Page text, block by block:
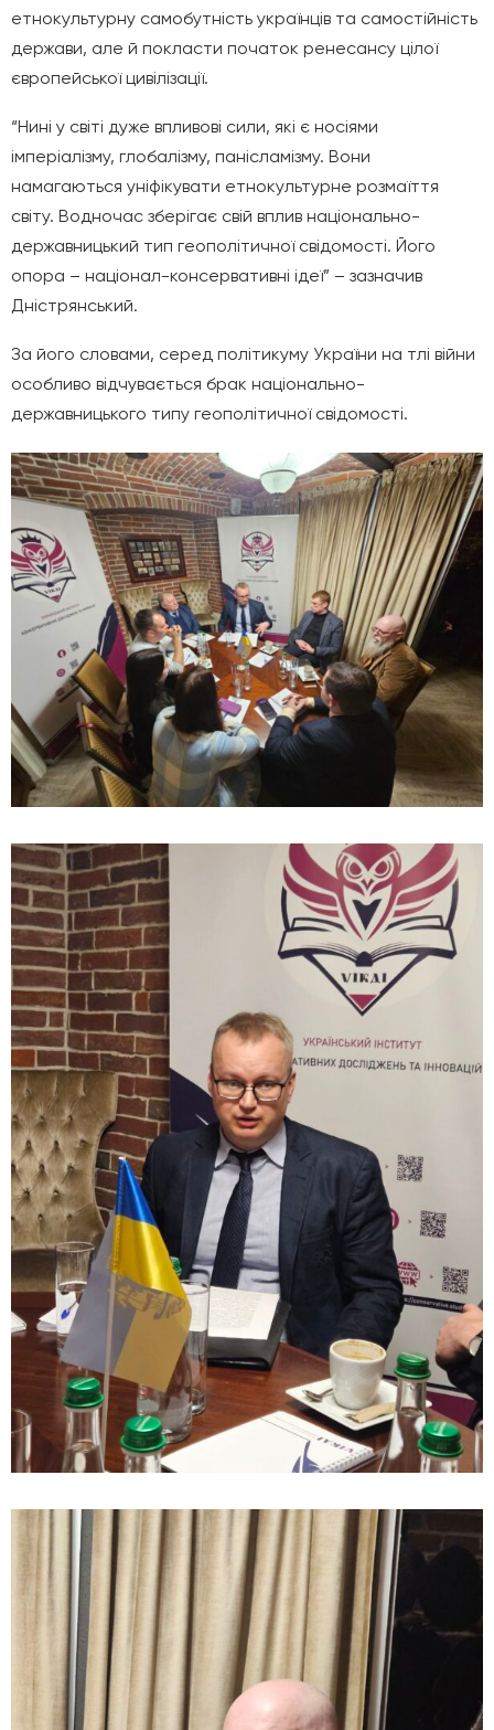
етнокультурну самобутність українців та самостійність
держави, але й покласти початок ренесансу цілої
європейської цивілізації.
“Нині у світі дуже впливові сили, які є носіями
імперіалізму, глобалізму, панісламізму. Вони
намагаються уніфікувати етнокультурне розмаїття
світу. Водночас зберігає свій вплив національно-
державницький тип геополітичної свідомості. Його
опора – націонал-консервативні ідеї” – зазначив
Дністрянський.
За його словами, серед політикуму України на тлі війни
особливо відчувається брак національно-
державницького типу геополітичної свідомості.